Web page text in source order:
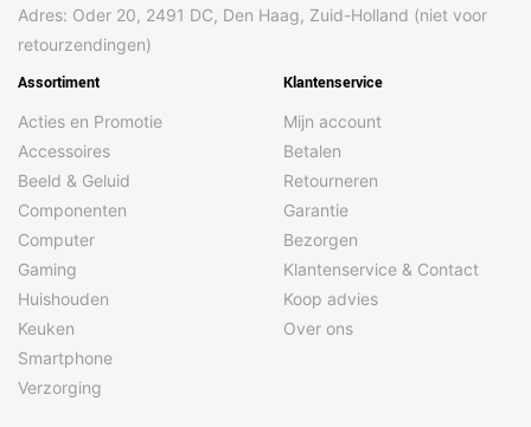
Adres: Oder 20, 2491 DC, Den Haag, Zuid-Holland (niet voor
retourzendingen)
Assortiment
Acties en Promotie
Accessoires
Beeld & Geluid
Componenten
Computer
Gaming
Huishouden
Keuken
Smartphone
Verzorging
Klantenservice
Mijn account
Betalen
Retourneren
Garantie
Bezorgen
Klantenservice & Contact
Koop advies
Over ons